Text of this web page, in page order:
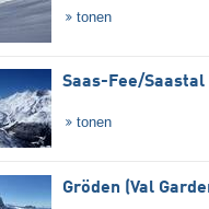
tonen
Saas-Fee/​Saastal
tonen
Gröden (Val